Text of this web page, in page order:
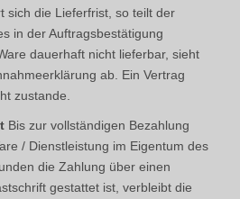
sich die Lieferfrist, so teilt der
in der Auftragsbestätigung
dauerhaft nicht lieferbar, sieht
ab. Ein Vertrag
zustande.
Bis zur vollständigen Bezahlung
/ Dienstleistung im Eigentum des
die Zahlung über einen
gestattet ist, verbleibt die